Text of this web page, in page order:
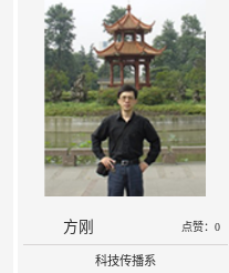
方刚 点赞：0
科技传播系